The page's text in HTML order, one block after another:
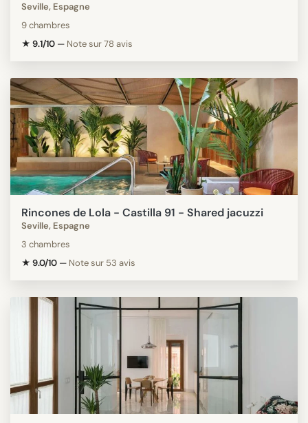
Seville, Espagne
9 chambres
★ 9.1/10 — Note sur 78 avis
Rincones de Lola - Castilla 91 - Shared jacuzzi
Seville, Espagne
3 chambres
★ 9.0/10 — Note sur 53 avis